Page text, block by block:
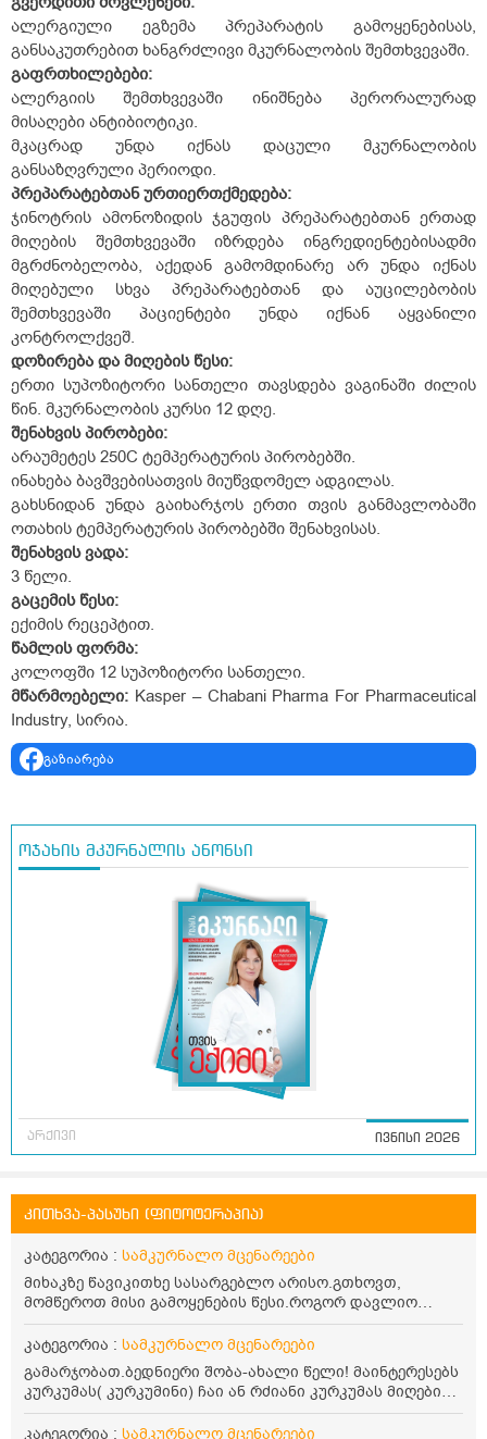
ალერგიული ეგზემა პრეპარატის გამოყენებისას,
განსაკუთრებით ხანგრძლივი მკურნალობის შემთხვევაში.
გაფრთხილებები:
ალერგიის შემთხვევაში ინიშნება პერორალურად
მისაღები ანტიბიოტიკი.
მკაცრად უნდა იქნას დაცული მკურნალობის
განსაზღვრული პერიოდი.
პრეპარატებთან ურთიერთქმედება:
ჯინოტრის ამონოზიდის ჯგუფის პრეპარატებთან ერთად
მიღების შემთხვევაში იზრდება ინგრედიენტებისადმი
მგრძნობელობა, აქედან გამომდინარე არ უნდა იქნას
მიღებული სხვა პრეპარატებთან და აუცილებობის
შემთხვევაში პაციენტები უნდა იქნან აყვანილი
კონტროლქვეშ.
დოზირება და მიღების წესი:
ერთი სუპოზიტორი სანთელი თავსდება ვაგინაში ძილის
წინ. მკურნალობის კურსი 12 დღე.
შენახვის პირობები:
არაუმეტეს 250C ტემპერატურის პირობებში.
ინახება ბავშვებისათვის მიუწვდომელ ადგილას.
გახსნიდან უნდა გაიხარჯოს ერთი თვის განმავლობაში
ოთახის ტემპერატურის პირობებში შენახვისას.
შენახვის ვადა:
3 წელი.
გაცემის წესი:
ექიმის რეცეპტით.
წამლის ფორმა:
კოლოფში 12 სუპოზიტორი სანთელი.
მწარმოებელი: Kasper – Chabani Pharma For Pharmaceutical
Industry, სირია.
გაზიარება
ოჯახის მკურნალის ანონსი
არქივი ივნისი 2026
კითხვა-პასუხი (ფიტოტერაპია)
კატეგორია : სამკურნალო მცენარეები
მიხაკზე წავიკითხე სასარგებლო არისო.გთხოვთ,
მომწეროთ მისი გამოყენების წესი.როგორ დავლიო
მიხაკის ჩაი. ასევე მაინტერესებს ლეიკოციტები მაქვს
ოდნავ დაბალი და წავიკითხე ლეიკოციტების დონეს
მაღლა წევსო და ასეა?
კატეგორია : სამკურნალო მცენარეები
გამარჯობათ.ბედნიერი შობა-ახალი წელი! მაინტერესებს
კურკუმას( კურკუმინი) ჩაი ან რძიანი კურკუმას მიღების
წესი. მაინტერესებდა და წავიკითხე ასეთი ინფორმაცია:
კურკუმას გააჩნია ანთების საწინააღმდეგო,
კატეგორია : სამკურნალო მცენარეები